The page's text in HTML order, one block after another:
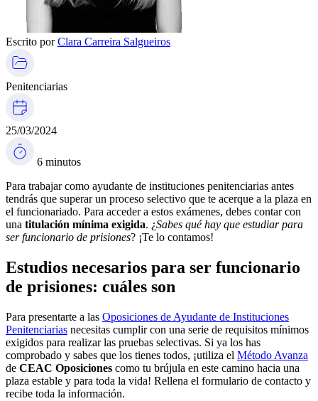
Escrito porClara Carreira Salgueiros
Penitenciarias
25/03/2024
6 minutos
Para trabajar como ayudante de instituciones penitenciarias antes
tendrás que superar un proceso selectivo que te acerque a la plaza en
el funcionariado. Para acceder a estos exámenes, debes contar con
una titulación mínima exigida. ¿Sabes qué hay que estudiar para
ser funcionario de prisiones? ¡Te lo contamos!
Estudios necesarios para ser funcionario
de prisiones: cuáles son
Para presentarte a las Oposiciones de Ayudante de Instituciones
Penitenciarias necesitas cumplir con una serie de requisitos mínimos
exigidos para realizar las pruebas selectivas. Si ya los has
comprobado y sabes que los tienes todos, ¡utiliza el Método Avanza
de CEAC Oposiciones como tu brújula en este camino hacia una
plaza estable y para toda la vida! Rellena el formulario de contacto y
recibe toda la información.